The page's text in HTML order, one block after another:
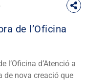
de l’Oficina
l’Oficina d’Atenció a
de nova creació que